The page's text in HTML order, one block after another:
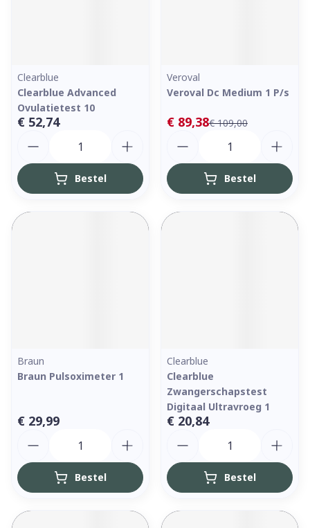
Clearblue
Clearblue Advanced
Ovulatietest 10
€ 52,74
Bestel
Veroval
Veroval Dc Medium 1 P/s
€ 109,00
€ 89,38
Bestel
Braun
Braun Pulsoximeter 1
€ 29,99
Bestel
Clearblue
Clearblue
Zwangerschapstest
Digitaal Ultravroeg 1
€ 20,84
Bestel